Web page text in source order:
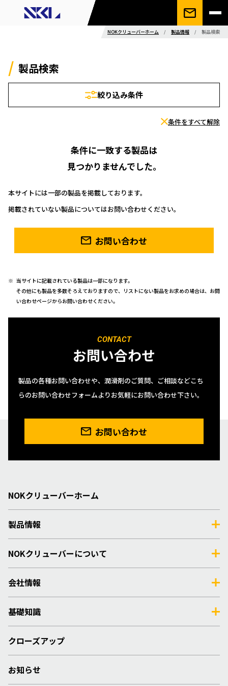
NOKクリューバーホーム / 製品情報 / 製品検索
製品検索
絞り込み条件
条件をすべて解除
条件に一致する製品は
見つかりませんでした。
本サイトには一部の製品を掲載しております。
掲載されていない製品についてはお問い合わせください。
お問い合わせ
当サイトに記載されている製品は一部になります。
その他にも製品を多数そろえておりますので、リストにない製品をお求めの場合は、お問
い合わせページからお問い合わせください。
CONTACT
お問い合わせ
製品の各種お問い合わせや、潤滑剤のご質問、ご相談などこち
らのお問い合わせフォームよりお気軽にお問い合わせ下さい。
お問い合わせ
NOKクリューバーホーム
製品情報
NOKクリューバーについて
会社情報
基礎知識
クローズアップ
お知らせ